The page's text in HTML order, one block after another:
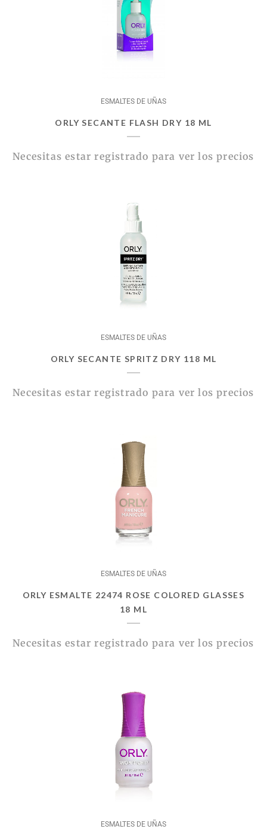
ESMALTES DE UÑAS
ORLY SECANTE FLASH DRY 18 ML
Necesitas estar registrado para ver los precios
ESMALTES DE UÑAS
ORLY SECANTE SPRITZ DRY 118 ML
Necesitas estar registrado para ver los precios
ESMALTES DE UÑAS
ORLY ESMALTE 22474 ROSE COLORED GLASSES
18 ML
Necesitas estar registrado para ver los precios
ESMALTES DE UÑAS